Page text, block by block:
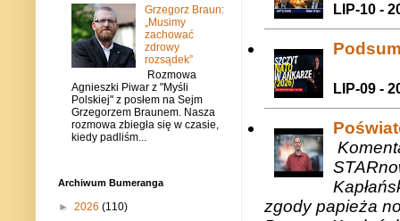
LIP-10 -
LIP-09 -
zgody papieża
Grzegorz Braun:
„Musimy
zachować
zdrowy
rozsądek”
Rozmowa
Agnieszki Piwar z "Myśli
Polskiej" z posłem na Sejm
Grzegorzem Braunem. Nasza
rozmowa zbiegła się w czasie,
kiedy padliśm...
Archiwum Bumeranga
► 2026 (110)